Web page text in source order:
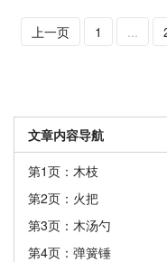
上一页 1 ...
文章内容导航
第1页：木枝
第2页：火把
第3页：木汤勺
第4页：弹簧锤